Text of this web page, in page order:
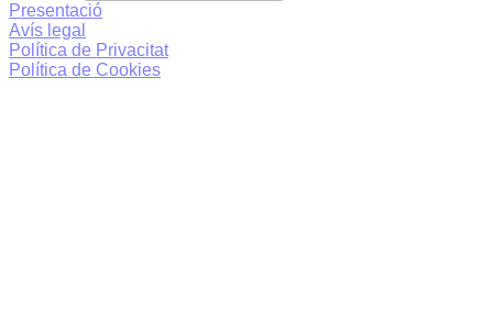
Presentació
Avís legal
Política de Privacitat
Política de Cookies